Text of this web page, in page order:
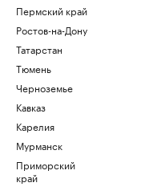
Пермский край
Ростов-на-Дону
Татарстан
Тюмень
Черноземье
Кавказ
Карелия
Мурманск
Приморский
край